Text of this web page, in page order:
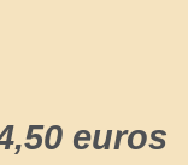
euros